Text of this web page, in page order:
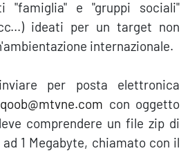
"famiglia" e "gruppi sociali"
ideati per un target non
internazionale.
per posta elettronica
qoob@mtvne.com con oggetto
comprendere un file zip di
1 Megabyte, chiamato con il